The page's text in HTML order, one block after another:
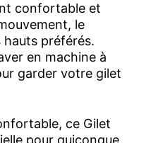
confortable et
le
préférés.
en machine à
garder votre gilet
ce Gilet
pour quiconque